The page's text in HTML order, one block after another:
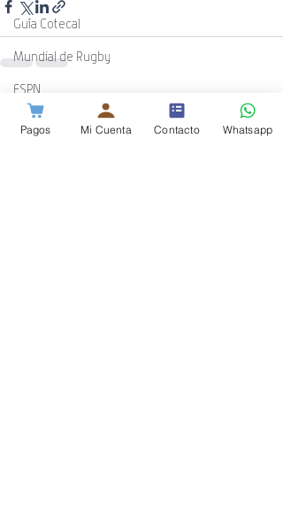
Guía Cotecal
Mundial de Rugby
ESPN
Institucional
Entradas recientes Ver todo
Pagos Mi Cuenta Contacto Whatsapp